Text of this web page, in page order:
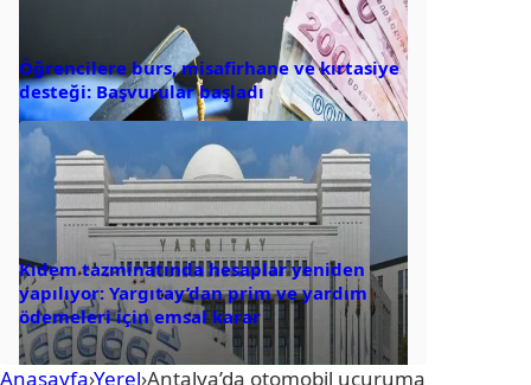
Öğrencilere burs, misafirhane ve kırtasiye
desteği: Başvurular başladı
Kıdem tazminatında hesaplar yeniden
yapılıyor: Yargıtay’dan prim ve yardım
ödemeleri için emsal karar
Anasayfa›Yerel›Antalya’da otomobil uçuruma